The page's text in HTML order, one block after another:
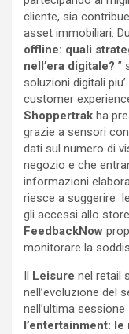
cliente, sia
asset immobiliari.
offline: quali
nell’era digitale? ”
soluzioni digitali
customer
Shoppertrak ha
grazie a sensori
dati sul numero di
negozio e che
informazioni
riesce a suggerire
gli accessi allo
FeedbackNow
monitorare la
Il Leisure nel retail
nell’evoluzione del
nell’ultima sessione
l’entertainment: